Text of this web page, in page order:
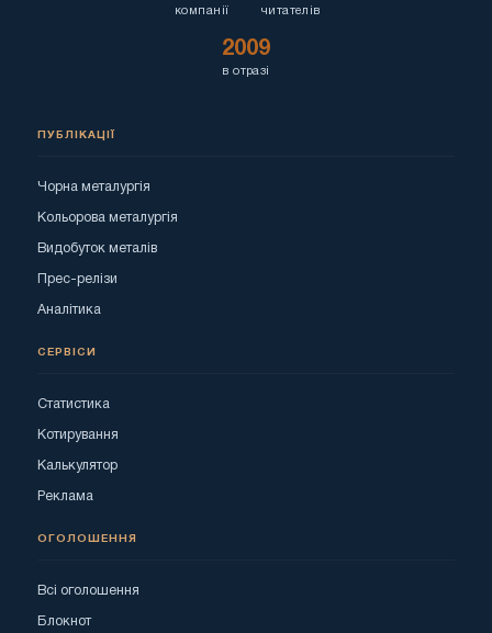
компанії читателів
2009
в отразі
ПУБЛІКАЦІЇ
Чорна металургія
Кольорова металургія
Видобуток металів
Прес-релізи
Аналітика
СЕРВІСИ
Статистика
Котирування
Калькулятор
Реклама
ОГОЛОШЕННЯ
Всі оголошення
Блокнот